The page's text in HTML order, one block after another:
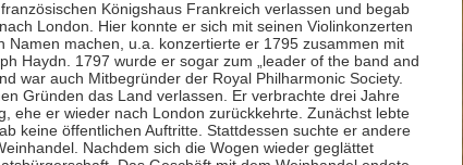
Königshaus Frankreich verlassen und begab
London. Hier konnte er sich mit seinen Violinkonzerten
Namen machen, u.a. konzertierte er 1795 zusammen mit
Haydn. 1797 wurde er sogar zum „leader of the band and
war auch Mitbegründer der Royal Philharmonic Society.
Gründen das Land verlassen. Er verbrachte drei Jahre
ehe er wieder nach London zurückkehrte. Zunächst lebte
keine öffentlichen Auftritte. Stattdessen suchte er andere
Nachdem sich die Wogen wieder geglättet